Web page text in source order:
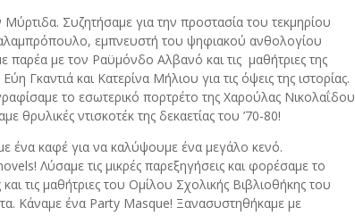
Συζητήσαμε για την προστασία του τεκμηρίου
εμπνευστή του ψηφιακού ανθολογίου
παρέα με τον Ραϋμόνδο Αλβανό και τις μαθήτριες της
και Κατερίνα Μήλιου για τις όψεις της ιστορίας.
το εσωτερικό πορτρέτο της Χαρούλας Νικολαΐδου
ντισκοτέκ της δεκαετίας του ’70-80!
ένα καφέ για να καλύψουμε ένα μεγάλο κενό.
! Λύσαμε τις μικρές παρεξηγήσεις και φορέσαμε το
τις μαθήτριες του Ομίλου Σχολικής Βιβλιοθήκης του
Κάναμε ένα Party Masque! Ξανασυστηθήκαμε με